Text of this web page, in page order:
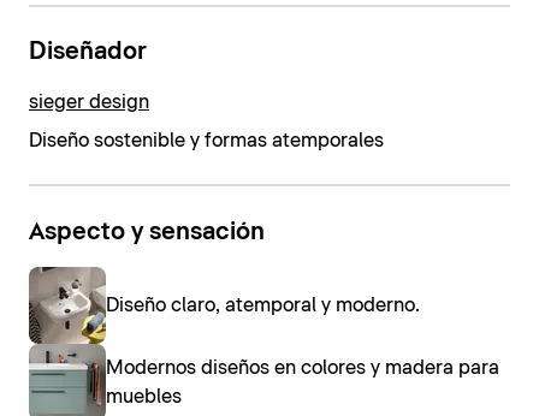
Diseñador
sieger design
Diseño sostenible y formas atemporales
Aspecto y sensación
Diseño claro, atemporal y moderno.
Modernos diseños en colores y madera para
muebles